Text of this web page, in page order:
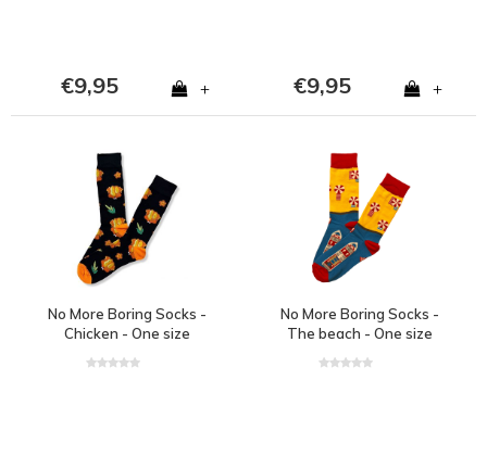
€9,95 + €9,95 +
No More Boring Socks -
Chicken - One size
No More Boring Socks -
The beach - One size